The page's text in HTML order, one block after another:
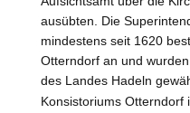
ausübten. Die
mindestens seit 1620
Otterndorf an und
des Landes Hadeln
Konsistoriums Otterndorf